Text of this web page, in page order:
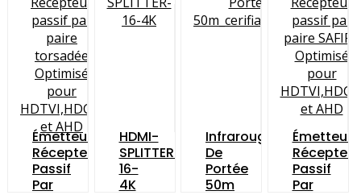
Émetteur
Récepteur
Passif
Par
HDMI-
SPLITTER-
16-
4K
Infrarouge
De
Portée
50m
Émetteur
Récepteur
Passif
Par